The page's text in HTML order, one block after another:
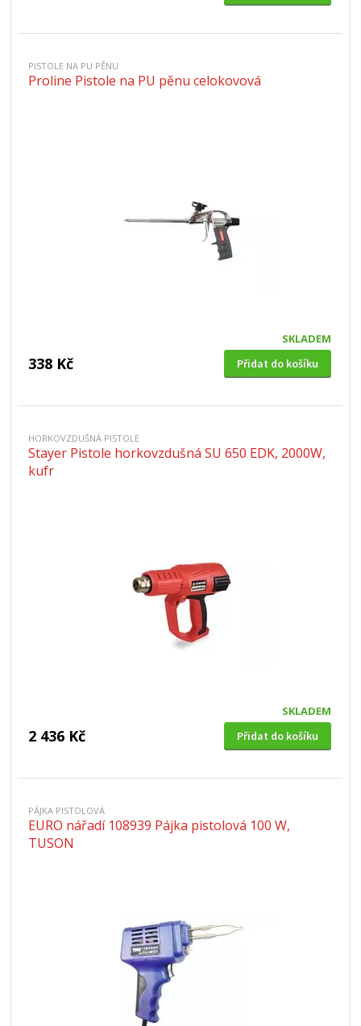
PISTOLE NA PU PĚNU
Proline Pistole na PU pěnu celokovová
SKLADEM
338 Kč Přidat do košíku
HORKOVZDUŠNÁ PISTOLE
Stayer Pistole horkovzdušná SU 650 EDK, 2000W,
kufr
SKLADEM
2 436 Kč Přidat do košíku
PÁJKA PISTOLOVÁ
EURO nářadí 108939 Pájka pistolová 100 W,
TUSON